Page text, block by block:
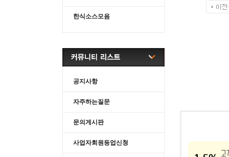
한식소스모음
공지사항
자주하는질문
문의게시판
사업자회원등업신청